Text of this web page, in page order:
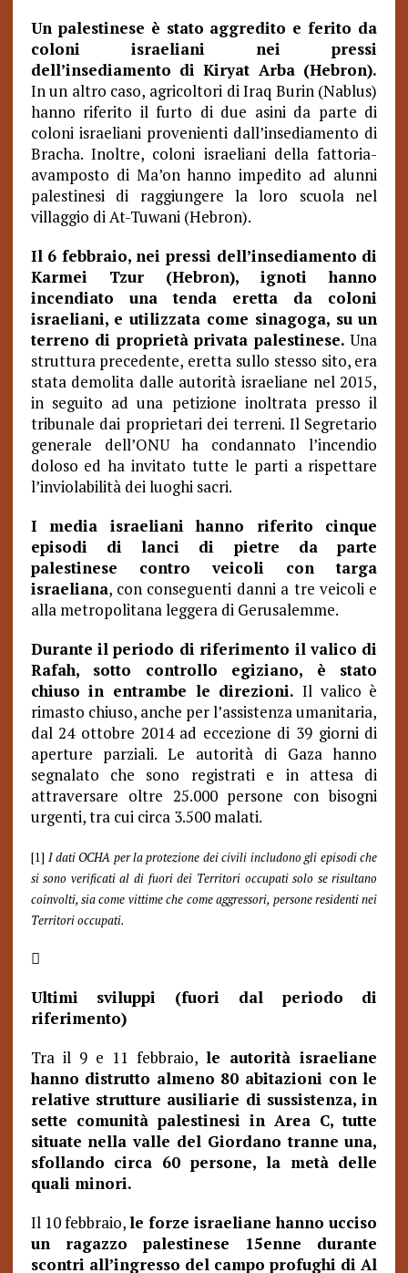
Un palestinese è stato aggredito e ferito da
coloni israeliani nei pressi
dell’insediamento di Kiryat Arba (Hebron).
In un altro caso, agricoltori di Iraq Burin (Nablus)
hanno riferito il furto di due asini da parte di
coloni israeliani provenienti dall’insediamento di
Bracha. Inoltre, coloni israeliani della fattoria-
avamposto di Ma’on hanno impedito ad alunni
palestinesi di raggiungere la loro scuola nel
villaggio di At-Tuwani (Hebron).
Il 6 febbraio, nei pressi dell’insediamento di
Karmei Tzur (Hebron), ignoti hanno
incendiato una tenda eretta da coloni
israeliani, e utilizzata come sinagoga, su un
terreno di proprietà privata palestinese. Una
struttura precedente, eretta sullo stesso sito, era
stata demolita dalle autorità israeliane nel 2015,
in seguito ad una petizione inoltrata presso il
tribunale dai proprietari dei terreni. Il Segretario
generale dell’ONU ha condannato l’incendio
doloso ed ha invitato tutte le parti a rispettare
l’inviolabilità dei luoghi sacri.
I media israeliani hanno riferito cinque
episodi di lanci di pietre da parte
palestinese contro veicoli con targa
israeliana, con conseguenti danni a tre veicoli e
alla metropolitana leggera di Gerusalemme.
Durante il periodo di riferimento il valico di
Rafah, sotto controllo egiziano, è stato
chiuso in entrambe le direzioni. Il valico è
rimasto chiuso, anche per l’assistenza umanitaria,
dal 24 ottobre 2014 ad eccezione di 39 giorni di
aperture parziali. Le autorità di Gaza hanno
segnalato che sono registrati e in attesa di
attraversare oltre 25.000 persone con bisogni
urgenti, tra cui circa 3.500 malati.
[1] I dati OCHA per la protezione dei civili includono gli episodi che
si sono verificati al di fuori dei Territori occupati solo se risultano
coinvolti, sia come vittime che come aggressori, persone residenti nei
Territori occupati.

Ultimi sviluppi (fuori dal periodo di
riferimento)
Tra il 9 e 11 febbraio,le autorità israeliane
hanno distrutto almeno 80 abitazioni con le
relative strutture ausiliarie di sussistenza, in
sette comunità palestinesi in Area C, tutte
situate nella valle del Giordano tranne una,
sfollando circa 60 persone, la metà delle
quali minori.
Il 10 febbraio,le forze israeliane hanno ucciso
un ragazzo palestinese 15enne durante
scontri all’ingresso del campo profughi di Al